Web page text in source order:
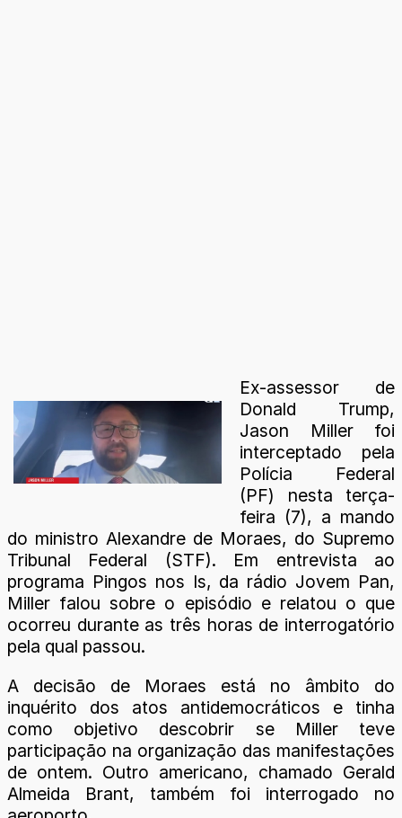
Ex-assessor de
Donald Trump,
Jason Miller foi
interceptado pela
Polícia Federal
(PF) nesta terça-
feira (7), a mando
do ministro Alexandre de Moraes, do Supremo
Tribunal Federal (STF). Em entrevista ao
programa Pingos nos Is, da rádio Jovem Pan,
Miller falou sobre o episódio e relatou o que
ocorreu durante as três horas de interrogatório
pela qual passou.
A decisão de Moraes está no âmbito do
inquérito dos atos antidemocráticos e tinha
como objetivo descobrir se Miller teve
participação na organização das manifestações
de ontem. Outro americano, chamado Gerald
Almeida Brant, também foi interrogado no